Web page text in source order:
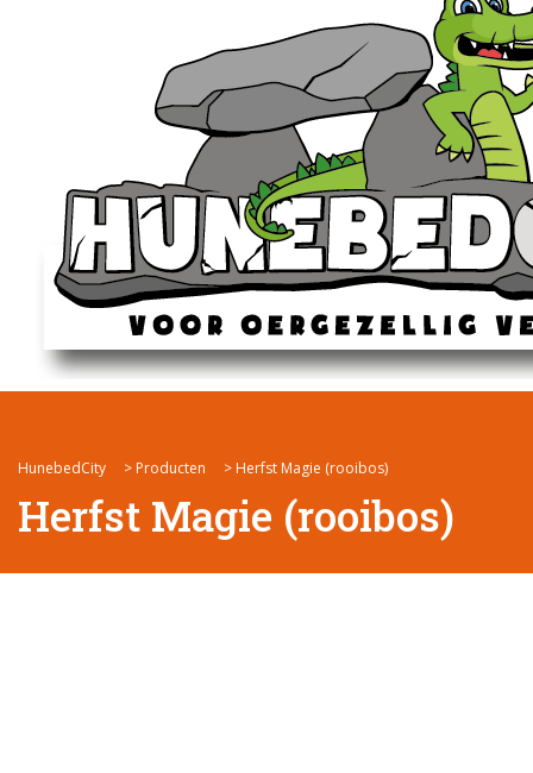
HunebedCity > Producten > Herfst Magie (rooibos)
Herfst Magie (rooibos)